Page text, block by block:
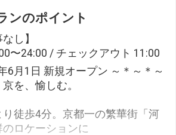
ンのポイント
し】
〜24:00 / チェックアウト 11:00
6月1日 新規オープン ～＊～＊～
を、愉しむ。
徒歩4分。京都一の繁華街「河
ロケーションに